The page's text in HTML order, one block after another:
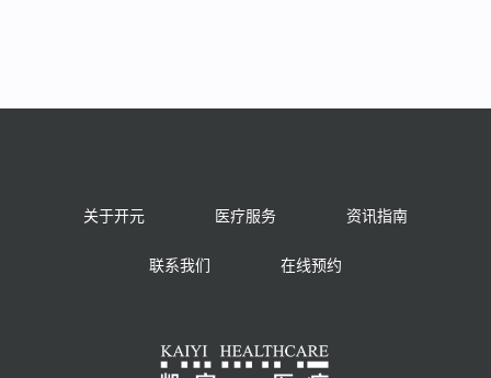
关于开元 医疗服务 资讯指南
联系我们 在线预约